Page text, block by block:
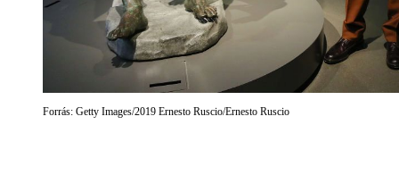
Forrás: Getty Images/2019 Ernesto Ruscio/Ernesto Ruscio